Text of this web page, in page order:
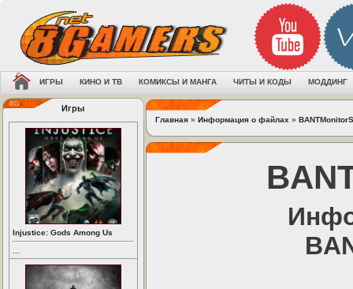
ИГРЫ КИНО И ТВ КОМИКСЫ И МАНГА ЧИТЫ И КОДЫ МОДДИНГ
Игры
Injustice: Gods Among Us
Главная » Информация о файлах »